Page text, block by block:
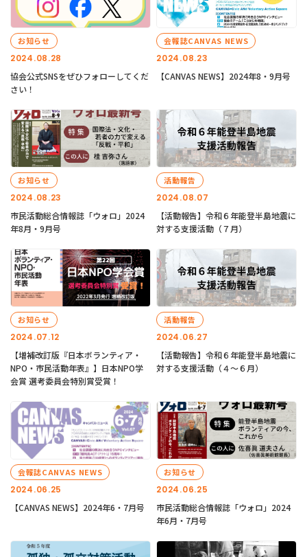
2024.08.28
お知らせ
協会公式SNSをぜひフォローしてくだ
さい！
2024.08.23
会報誌CANVAS NEWS
【CANVAS NEWS】2024年8・9月号
2024.08.23
お知らせ
市民活動総合情報誌「ウォロ」2024
年8月・9月号
2024.08.07
活動報告
【活動報告】令和６年能登半島地震に
対する支援活動（７月）
2024.07.12
お知らせ
【増補改訂版『日本ボランティア・
NPO・市民活動年表』】日本NPO学
会賞 選考委員会特別賞受賞！
2024.06.27
活動報告
【活動報告】令和６年能登半島地震に
対する支援活動（４〜６月）
2024.06.25
会報誌CANVAS NEWS
【CANVAS NEWS】2024年6・7月号
2024.06.25
お知らせ
市民活動総合情報誌「ウォロ」2024
年6月・7月号